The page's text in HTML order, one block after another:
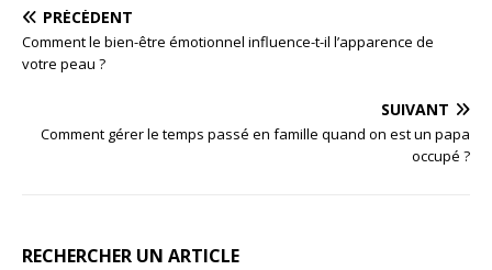
PRÉCÉDENT
Comment le bien-être émotionnel influence-t-il l’apparence de
votre peau ?
SUIVANT
Comment gérer le temps passé en famille quand on est un papa
occupé ?
RECHERCHER UN ARTICLE